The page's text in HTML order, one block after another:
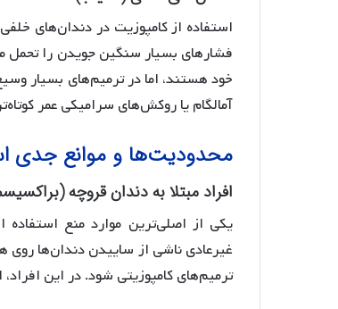
استفاده از کامپوزیت در دندان‌های
فشارهای بسیار سنگین جویدن را تحمل
خود هستند، اما در ترمیم‌های بسیار
آمالگام یا روکش‌های سرامیکی عمر
محدودیت‌ها و موانع جدی
افراد مبتلا به دندان قروچه
یکی از اصلی‌ترین موارد منع
غیرعادی ناشی از ساییدن دندان‌ها
ترمیم‌های کامپوزیتی شود. در این